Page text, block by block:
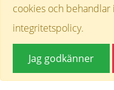
cookies och
integritetspolicy.
Jag godkänner